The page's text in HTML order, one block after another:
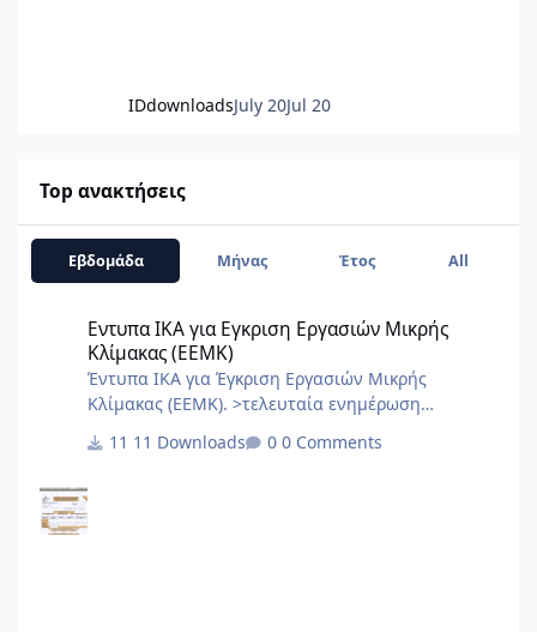
IDdownloadsJuly 20Jul 20
Top ανακτήσεις
Εβδομάδα Μήνας Έτος All
Εντυπα ΙΚΑ για Εγκριση Εργασιών Μικρής
Κλίμακας (ΕΕΜΚ)
Έντυπα ΙΚΑ για Έγκριση Εργασιών Μικρής
Κλίμακας (ΕΕΜΚ). >τελευταία ενημέρωση
2.3.Εξουσιοδότηση αίτησης – δήλωσης
11 Downloads 0 Comments